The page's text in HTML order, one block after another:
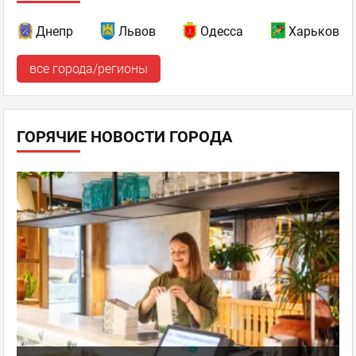
Экспертотзывов: 171
Логично, но на видео не указывается, где какой
непонятно и с итоговым баллом - насколько он близок к
Сушия ,
пожаловаться
ответить
facebook twitter
J.D.
Новичок отзывов: 4
27.01.2015 12:04
Днепр Львов Одесса Харьков
все города/регионы
ГОРЯЧИЕ НОВОСТИ ГОРОДА